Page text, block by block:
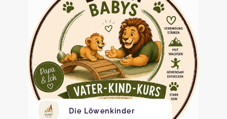
Die Löwenkinder